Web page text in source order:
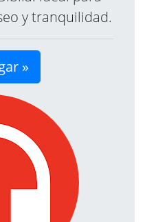
y tranquilidad.
»